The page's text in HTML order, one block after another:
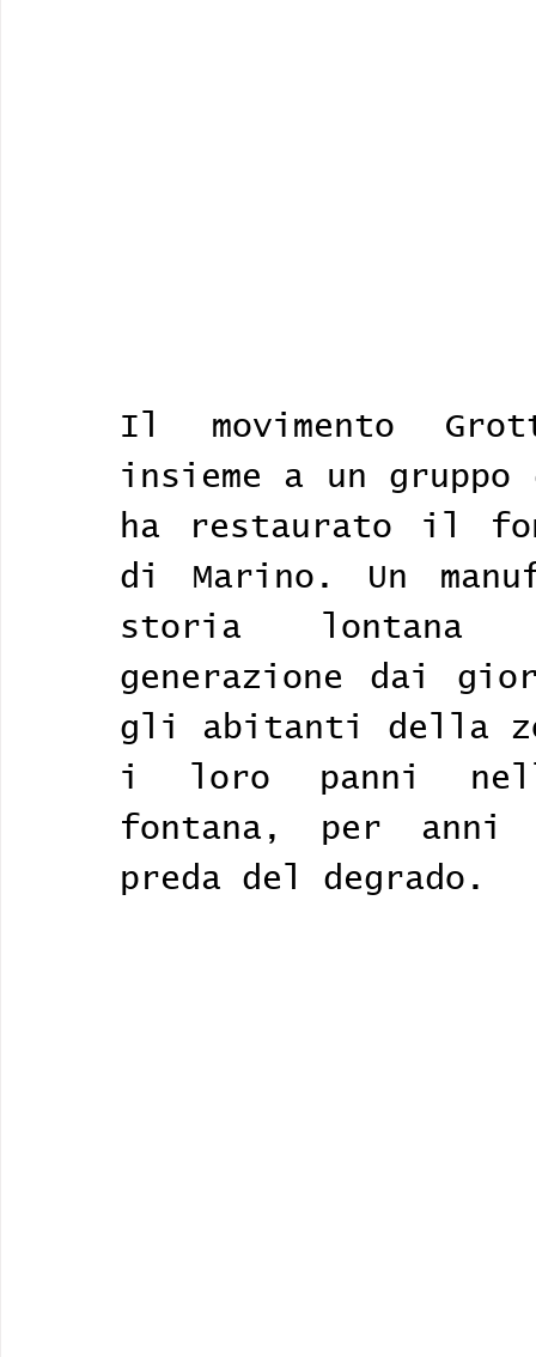
Il movimento
insieme a un
ha restaurato il
di Marino. Un
storia lontana
generazione dai
gli abitanti della
i loro panni
fontana, per anni
preda del degrado.